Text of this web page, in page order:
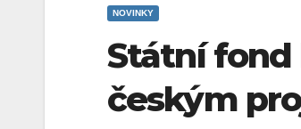
NOVINKY
Státní
českým